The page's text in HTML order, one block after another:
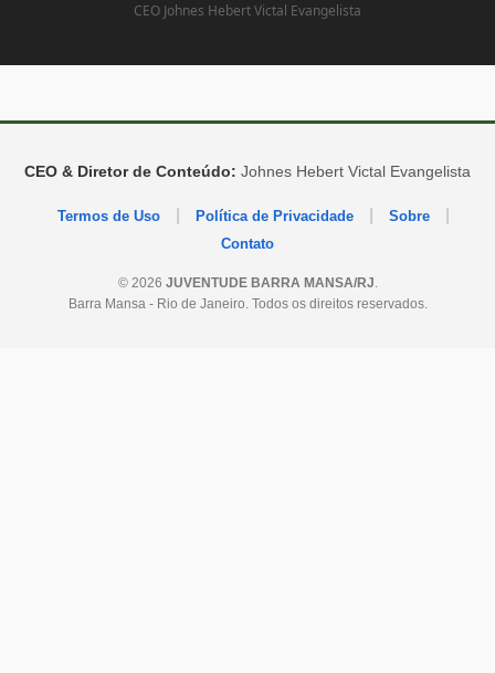
CEO Johnes Hebert Victal Evangelista
CEO & Diretor de Conteúdo: Johnes Hebert Victal Evangelista
Termos de Uso Política de Privacidade Sobre
Contato
© 2026 JUVENTUDE BARRA MANSA/RJ.
Barra Mansa - Rio de Janeiro. Todos os direitos reservados.